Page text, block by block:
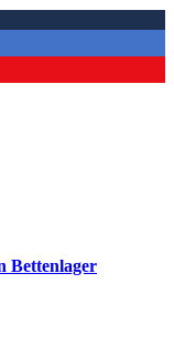
Bettenlager